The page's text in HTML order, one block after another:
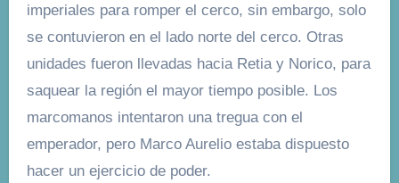
imperiales para romper el cerco, sin embargo, solo
se contuvieron en el lado norte del cerco. Otras
unidades fueron llevadas hacia Retia y Norico, para
saquear la región el mayor tiempo posible. Los
marcomanos intentaron una tregua con el
emperador, pero Marco Aurelio estaba dispuesto
hacer un ejercicio de poder.